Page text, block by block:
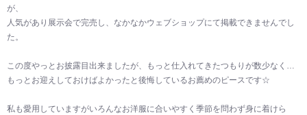
が、
人気があり展示会で完売し、なかなかウェブショップにて掲載できませんでし
た。
この度やっとお披露目出来ましたが、もっと仕入れてきたつもりが数少なく…
もっとお迎えしておけばよかったと後悔しているお薦めのピースです☆
私も愛用していますがいろんなお洋服に合いやすく季節を問わず身に着けら